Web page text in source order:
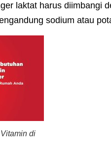
laktat harus diimbangi
sodium atau
di